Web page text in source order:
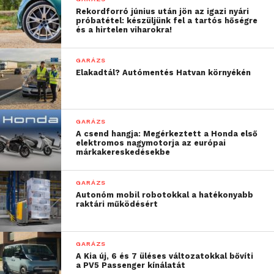
Mindig releváns tartalom:
intelligens személyre szabás az
eTravel.companionnel karöltve
Az eTravel.companion az ablakvetítési megoldás
szoftverkomponenseként működik. Az AI-alapú
utazási asszisztens vezetési szokásokra, földrajzi és
időjárási adatokra, valamint a jármű érzékelőiből
Rekordforró június után jön az igazi nyári
próbatétel: készüljünk fel a tartós hőségre
és a hirtelen viharokra!
GARÁZS
Elakadtál? Autómentés Hatvan környékén
GARÁZS
A csend hangja: Megérkeztett a Honda első
elektromos nagymotorja az európai
márkakereskedésekbe
GARÁZS
Autonóm mobil robotokkal a hatékonyabb
raktári működésért
GARÁZS
A Kia új, 6 és 7 üléses változatokkal bővíti
a PV5 Passenger kínálatát